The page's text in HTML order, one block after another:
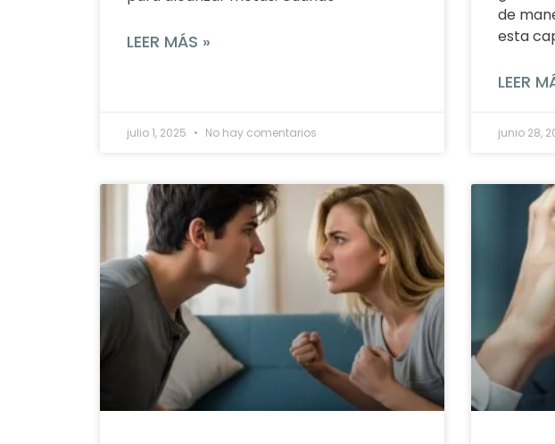
LEER MÁS »
julio 1, 2025 No hay comentarios
de
esta
LEER
junio 28,